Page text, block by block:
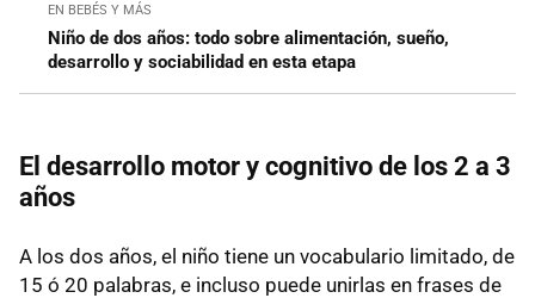
EN BEBÉS Y MÁS
Niño de dos años: todo sobre alimentación, sueño,
desarrollo y sociabilidad en esta etapa
El desarrollo motor y cognitivo de los 2 a 3
años
A los dos años, el niño tiene un vocabulario limitado, de
15 ó 20 palabras, e incluso puede unirlas en frases de